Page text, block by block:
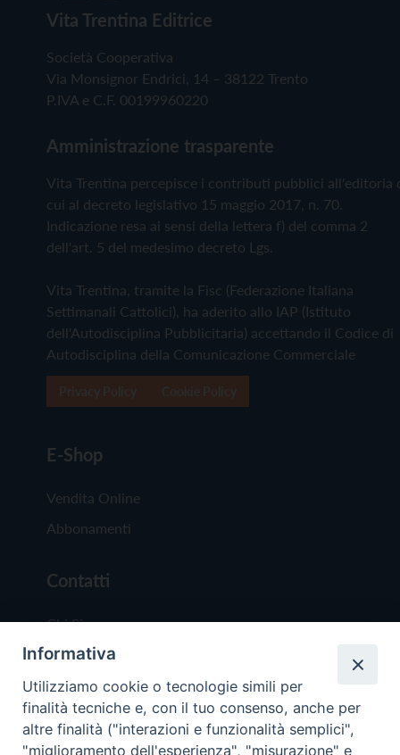
Vita Trentina Editrice
Società Cooperativa
Via Monsignor Endrici, 14 – 38122 Trento
P.IVA e C.F. 00199960220
Amministrazione trasparente
Vita Trentina percepisce i contributi pubblici all'editoria
cui al decreto legislativo 15 maggio 2017, n. 70.
Indicazione resa ai sensi della lettera f) del comma 2
dell'art. 5 del medesimo decreto Lgs.
Vita Trentina, tramite la Fisc (Federazione Italiana
Settimanali Cattolici), ha aderito allo IAP (Istituto
dell'Autodisciplina Pubblicitaria) accettando il Codice di
Autodisciplina della Comunicazione Commerciale
E-Shop
Vendita Online
Abbonamenti
Contatti
Chi Siamo
Redazione
Scrivici
Informativa
Utilizziamo cookie o tecnologie simili per
finalità tecniche e, con il tuo consenso, anche per
altre finalità ("interazioni e funzionalità semplici",
"miglioramento dell'esperienza", "misurazione" e